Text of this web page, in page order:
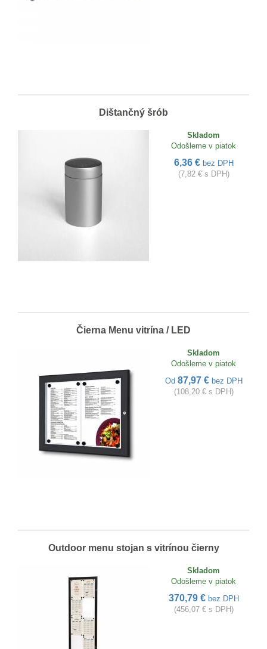
Dištančný šrób
Skladom
Odošleme v piatok
6,36 € bez DPH
(7,82 € s DPH)
Čierna Menu vitrína / LED
Skladom
Odošleme v piatok
Od 87,97 € bez DPH
(108,20 € s DPH)
Outdoor menu stojan s vitrínou čierny
Skladom
Odošleme v piatok
370,79 € bez DPH
(456,07 € s DPH)